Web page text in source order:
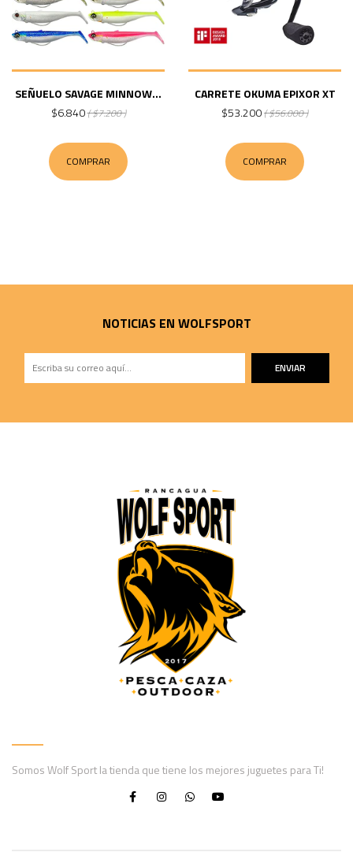
SEÑUELO SAVAGE MINNOW...
$6.840( $7.200 )
COMPRAR
CARRETE OKUMA EPIXOR XT
$53.200( $56.000 )
COMPRAR
NOTICIAS EN WOLFSPORT
ENVIAR
Somos Wolf Sport la tienda que tiene los mejores juguetes para Ti!